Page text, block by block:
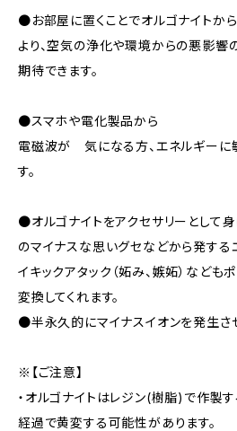
●お部屋に置くことでオルゴナイトか
より、空気の浄化や環境からの悪影
期待できます。
●スマホや電化製品から
電磁波が 気になる方、エネルギーに
す。
●オルゴナイトをアクセサリーとして
のマイナスな思いグセなどから発す
イキックアタック（妬み、嫉妬）なども
変換してくれます。
●半永久的にマイナスイオンを発生さ
※【ご注意】
・オルゴナイトはレジン(樹脂)で作製
経過で黄変する可能性があります。